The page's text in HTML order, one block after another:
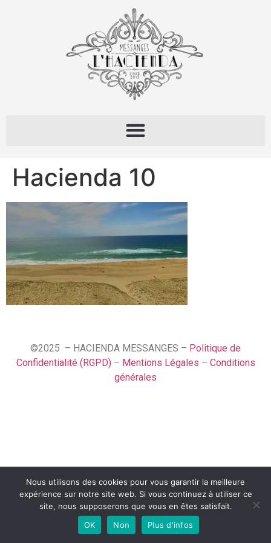
Hacienda 10
©2025 – HACIENDA MESSANGES – Politique de
Confidentialité (RGPD)– Mentions Légales – Conditions
générales
Español
Français
English (UK)
Nous utilisons des cookies pour vous garantir la meilleure
expérience sur notre site web. Si vous continuez à utiliser ce
site, nous supposerons que vous en êtes satisfait.
OK
Non Plus d'infos